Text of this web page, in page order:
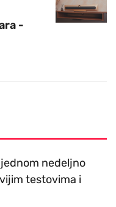
-
nedeljno
testovima i